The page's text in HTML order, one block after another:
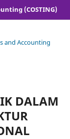
(COSTING)
and Accounting
DALAM